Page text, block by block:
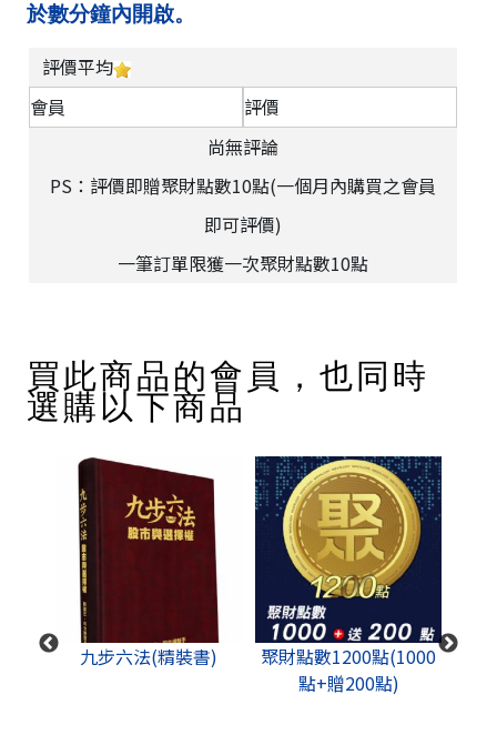
於數分鐘內開啟。
評價平均
會員
評價
尚無評論
PS：評價即贈聚財點數10點(一個月內購買之會員
即可評價)
一筆訂單限獲一次聚財點數10點
買此商品的會員，也同時
選購以下商品
九步六法(精裝書)
聚財點數1200點(1000
點+贈200點)